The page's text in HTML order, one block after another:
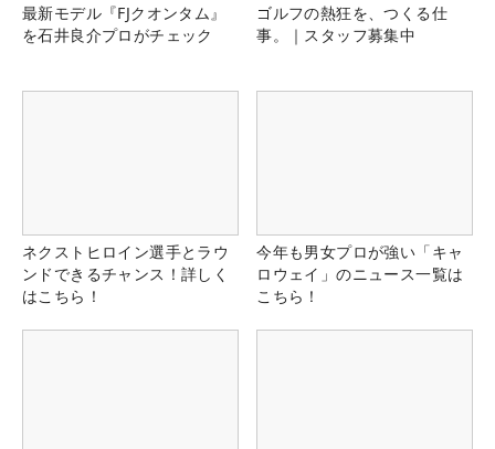
最新モデル『FJクオンタム』
を石井良介プロがチェック
ゴルフの熱狂を、つくる仕
事。｜スタッフ募集中
ネクストヒロイン選手とラウ
ンドできるチャンス！詳しく
はこちら！
今年も男女プロが強い「キャ
ロウェイ」のニュース一覧は
こちら！